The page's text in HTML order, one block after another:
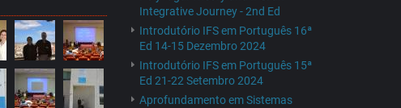
Integrative Journey - 2nd Ed
Introdutório IFS em Português 16ª
Ed 14-15 Dezembro 2024
Introdutório IFS em Português 15ª
Ed 21-22 Setembro 2024
Aprofundamento em Sistemas